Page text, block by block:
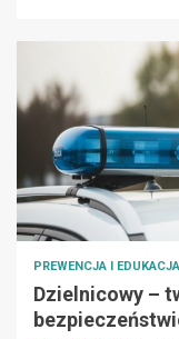
PREWENCJA I
Dzielnicowy –